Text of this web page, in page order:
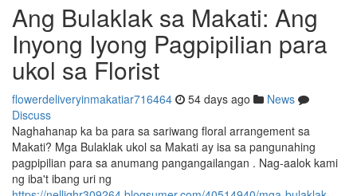
Ang Bulaklak sa Makati: Ang
Inyong Iyong Pagpipilian para
ukol sa Florist
flowerdeliveryinmakatiar716464 54 days ago
News
Discuss
Naghahanap ka ba para sa sariwang floral arrangement sa
Makati? Mga Bulaklak ukol sa Makati ay isa sa pangunahing
pagpipilian para sa anumang pangangailangan . Nag-aalok kami
ng iba't ibang uri ng